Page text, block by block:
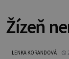
Žízeň
LENKA KORANDOVÁ